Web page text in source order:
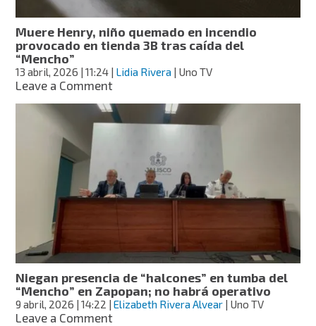
armas
y
operaciones
del
CJNG
Muere Henry, niño quemado en incendio
provocado en tienda 3B tras caída del
“Mencho”
13 abril, 2026 | 11:24 Lidia Rivera | Uno TV
Leave a Commenton
Henry,
niño
incendio
provocado
en
3B
tras
caída
del
“Mencho”
Niegan presencia de “halcones” en tumba del
“Mencho” en Zapopan; no habrá operativo
9 abril, 2026 | 14:22 |Elizabeth Rivera Alvear | Uno TV
Leave a Commenton